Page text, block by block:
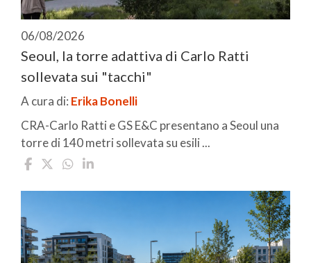
06/08/2026
Seoul, la torre adattiva di Carlo Ratti
sollevata sui "tacchi"
A cura di: Erika Bonelli
CRA-Carlo Ratti e GS E&C presentano a Seoul una
torre di 140 metri sollevata su esili ...